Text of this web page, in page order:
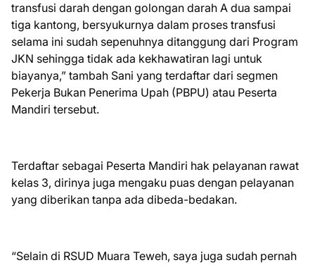
transfusi darah dengan golongan darah A dua sampai
tiga kantong, bersyukurnya dalam proses transfusi
selama ini sudah sepenuhnya ditanggung dari Program
JKN sehingga tidak ada kekhawatiran lagi untuk
biayanya,” tambah Sani yang terdaftar dari segmen
Pekerja Bukan Penerima Upah (PBPU) atau Peserta
Mandiri tersebut.
Terdaftar sebagai Peserta Mandiri hak pelayanan rawat
kelas 3, dirinya juga mengaku puas dengan pelayanan
yang diberikan tanpa ada dibeda-bedakan.
“Selain di RSUD Muara Teweh, saya juga sudah pernah